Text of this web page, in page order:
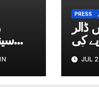
PRESS
ڈالر
231 روپے کی
گیاJUL